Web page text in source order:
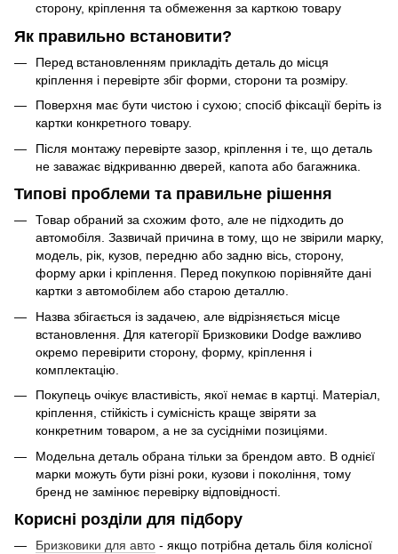
сторону, кріплення та обмеження за карткою товару
Як правильно встановити?
Перед встановленням прикладіть деталь до місця
кріплення і перевірте збіг форми, сторони та розміру.
Поверхня має бути чистою і сухою; спосіб фіксації беріть із
картки конкретного товару.
Після монтажу перевірте зазор, кріплення і те, що деталь
не заважає відкриванню дверей, капота або багажника.
Типові проблеми та правильне рішення
Товар обраний за схожим фото, але не підходить до
автомобіля. Зазвичай причина в тому, що не звірили марку,
модель, рік, кузов, передню або задню вісь, сторону,
форму арки і кріплення. Перед покупкою порівняйте дані
картки з автомобілем або старою деталлю.
Назва збігається із задачею, але відрізняється місце
встановлення. Для категорії Бризковики Dodge важливо
окремо перевірити сторону, форму, кріплення і
комплектацію.
Покупець очікує властивість, якої немає в картці. Матеріал,
кріплення, стійкість і сумісність краще звіряти за
конкретним товаром, а не за сусідніми позиціями.
Модельна деталь обрана тільки за брендом авто. В однієї
марки можуть бути різні роки, кузови і покоління, тому
бренд не замінює перевірку відповідності.
Корисні розділи для підбору
Бризковики для авто - якщо потрібна деталь біля колісної